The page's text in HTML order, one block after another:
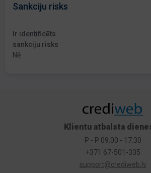
Sankciju risks
Ir identificēts
sankciju risks
Nē
Klientu atbalsta
P - P 09:00 - 17:30
+371 67-501-335
support@crediweb.lv